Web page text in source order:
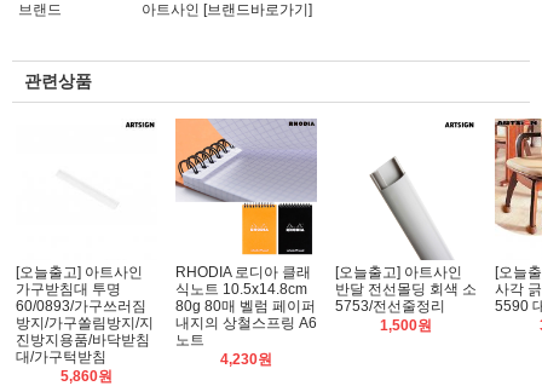
브랜드
아트사인 [브랜드바로가기]
관련상품
[오늘출고] 아트사인
가구받침대 투명
60/0893/가구쓰러짐
방지/가구쏠림방지/지
진방지용품/바닥받침
대/가구턱받침
5,860원
RHODIA 로디아 클래
식노트 10.5x14.8cm
80g 80매 벨럼 페이퍼
내지의 상철스프링 A6
노트
4,230원
[오늘출고] 아트사인
반달 전선몰딩 회색 소
5753/전선줄정리
1,500원
[오늘
사각
5590